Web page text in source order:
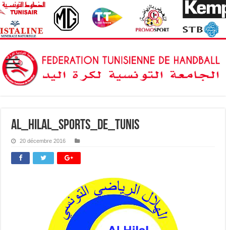
Al_Hilal_sports_de_Tunis
20 décembre 2016